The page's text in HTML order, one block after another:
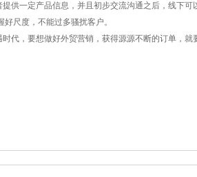
供一定产品信息，并且初步交流沟通之后，线下
尺度，不能过多骚扰客户。
代，要想做好外贸营销，获得源源不断的订单，